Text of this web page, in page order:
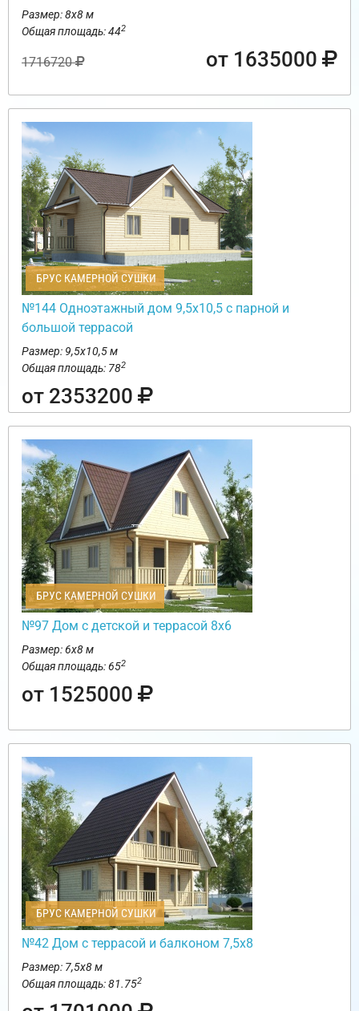
Размер: 8х8 м
Общая площадь: 442
1716720 от 1635000
БРУС КАМЕРНОЙ СУШКИ
№144 Одноэтажный дом 9,5х10,5 с парной и
большой террасой
Размер: 9,5х10,5 м
Общая площадь: 782
от 2353200
БРУС КАМЕРНОЙ СУШКИ
№97 Дом с детской и террасой 8х6
Размер: 6х8 м
Общая площадь: 652
от 1525000
БРУС КАМЕРНОЙ СУШКИ
№42 Дом с террасой и балконом 7,5х8
Размер: 7,5х8 м
Общая площадь: 81.752